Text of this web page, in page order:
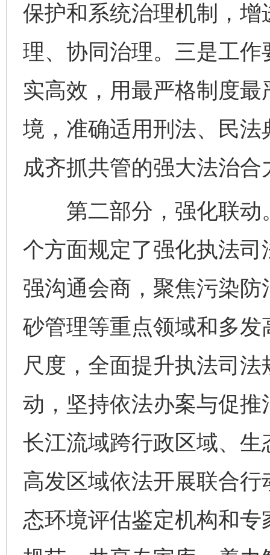
保护和系统治理机制，
理、协同治理。三是工
实高效，用最严格制度
境，准确适用刑法、民
成齐抓共管的强大法治合
第二部分，强化联动
个方面规定了强化执法
强沟通会商，聚焦污染
砂管理等重点领域和多
尺度，全面提升执法司
动，坚持依法办案与促
长江流域跨行政区域、
高发区域依法开展联合
态环境评估鉴定机构和